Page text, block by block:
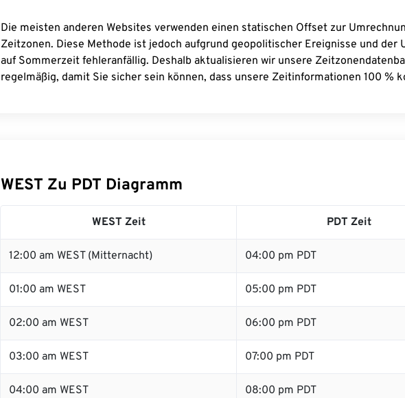
Die meisten anderen Websites verwenden einen statischen Offset zur
Zeitzonen. Diese Methode ist jedoch aufgrund geopolitischer Ereignisse und der
auf Sommerzeit fehleranfällig. Deshalb aktualisieren wir unsere
regelmäßig, damit Sie sicher sein können, dass unsere Zeitinformationen 100 %
WEST Zu PDT Diagramm
WEST Zeit PDT Zeit
12:00 am WEST (Mitternacht) 04:00 pm PDT
01:00 am WEST 05:00 pm PDT
02:00 am WEST 06:00 pm PDT
03:00 am WEST 07:00 pm PDT
04:00 am WEST 08:00 pm PDT